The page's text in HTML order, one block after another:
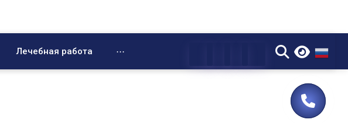
Лечебная работа ⋯ ▼